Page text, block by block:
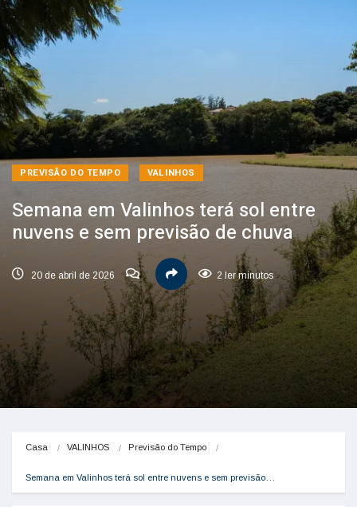
PREVISÃO DO TEMPO VALINHOS
Semana em Valinhos terá sol entre
nuvens e sem previsão de chuva
20 de abril de 2026 2 ler minutos
Casa VALINHOS Previsão do Tempo
Semana em Valinhos terá sol entre nuvens e sem previsão…